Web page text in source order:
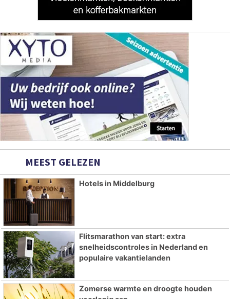
MEEST GELEZEN
Hotels in Middelburg
Flitsmarathon van start: extra
snelheidscontroles in Nederland en
populaire vakantielanden
Zomerse warmte en droogte houden